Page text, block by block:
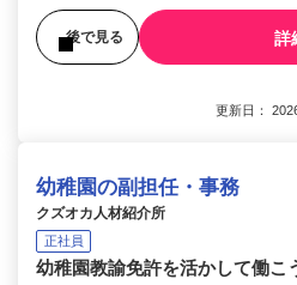
後で見る 詳
更新日：
幼稚園の副担任・事務
クズオカ人材紹介所
正社員
幼稚園教諭免許を活かして働